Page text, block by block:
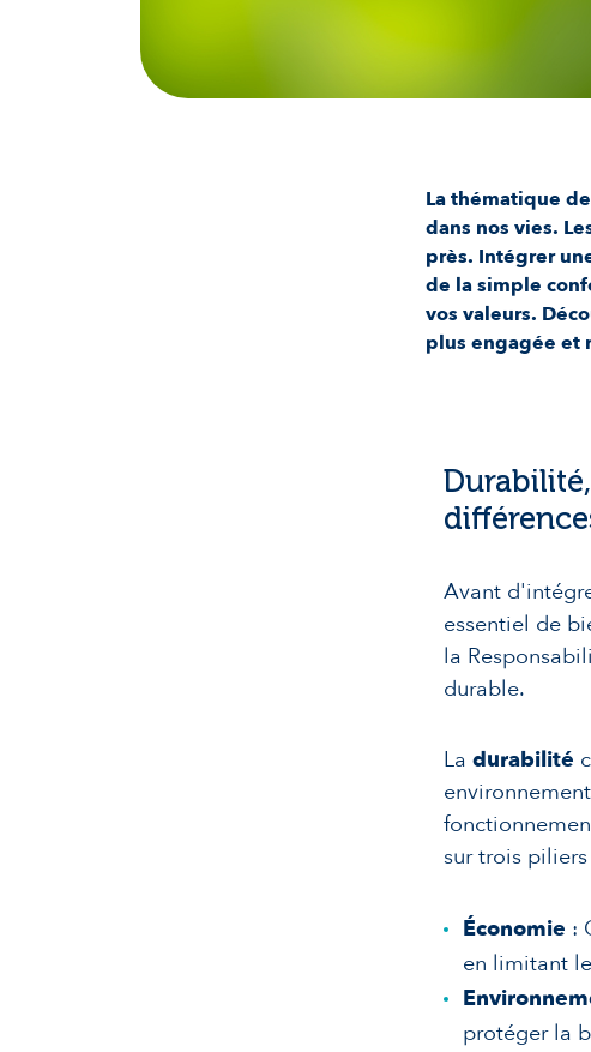
La thématique
dans nos vies.
près. Intégrer
de la simple
vos valeurs.
plus engagée et
Avant
essentiel de
la
durable.
Ladurabilité
sur trois
Économie :
en limitant
protéger la